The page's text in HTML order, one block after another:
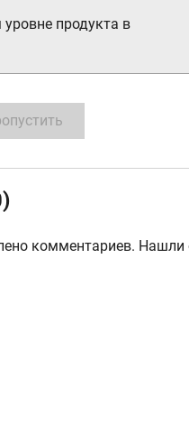
продукта в
комментариев. Нашли